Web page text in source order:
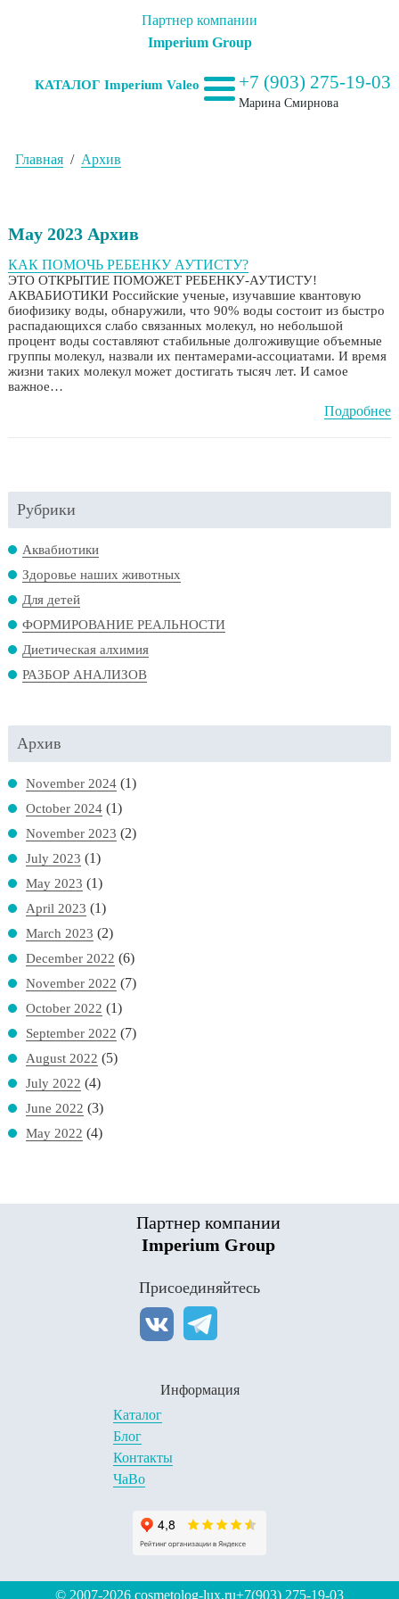
Партнер компании
Imperium Group
КАТАЛОГ Imperium Valeo +7 (903) 275-19-03
Марина Смирнова
Главная / Архив
May 2023 Архив
КАК ПОМОЧЬ РЕБЕНКУ АУТИСТУ?
ЭТО ОТКРЫТИЕ ПОМОЖЕТ РЕБЕНКУ-АУТИСТУ!
АКВАБИОТИКИ Российские ученые, изучавшие квантовую
биофизику воды, обнаружили, что 90% воды состоит из быстро
распадающихся слабо связанных молекул, но небольшой
процент воды составляют стабильные долгоживущие объемные
группы молекул, назвали их пентамерами-ассоциатами. И время
жизни таких молекул может достигать тысяч лет. И самое
важное…
Подробнее
Рубрики
Аквабиотики
Здоровье наших животных
Для детей
ФОРМИРОВАНИЕ РЕАЛЬНОСТИ
Диетическая алхимия
РАЗБОР АНАЛИЗОВ
Архив
November 2024(1)
October 2024(1)
November 2023 (2)
July 2023 (1)
May 2023 (1)
April 2023 (1)
March 2023 (2)
December 2022 (6)
November 2022 (7)
October 2022 (1)
September 2022 (7)
August 2022 (5)
July 2022 (4)
June 2022 (3)
May 2022 (4)
Партнер компании
Imperium Group
Присоединяйтесь
Информация
Каталог
Блог
Контакты
ЧаВо
© 2007-2026 cosmetolog-lux.ru+7(903) 275-19-03